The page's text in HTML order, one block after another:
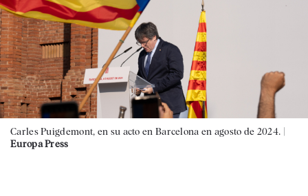
Carles Puigdemont, en su acto en Barcelona en agosto de 2024. |
Europa Press